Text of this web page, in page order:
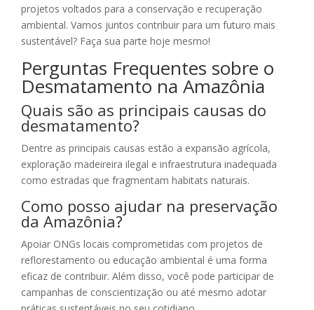
projetos voltados para a conservação e recuperação
ambiental. Vamos juntos contribuir para um futuro mais
sustentável? Faça sua parte hoje mesmo!
Perguntas Frequentes sobre o
Desmatamento na Amazônia
Quais são as principais causas do
desmatamento?
Dentre as principais causas estão a expansão agrícola,
exploração madeireira ilegal e infraestrutura inadequada
como estradas que fragmentam habitats naturais.
Como posso ajudar na preservação
da Amazônia?
Apoiar ONGs locais comprometidas com projetos de
reflorestamento ou educação ambiental é uma forma
eficaz de contribuir. Além disso, você pode participar de
campanhas de conscientização ou até mesmo adotar